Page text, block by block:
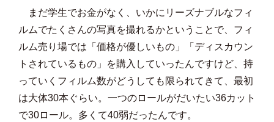
まだ学生でお金がなく、いかにリーズナブルなフィ
ルムでたくさんの写真を撮れるかということで、フィ
ルム売り場では「価格が優しいもの」「ディスカウン
トされているもの」を購入していったんですけど、持
っていくフィルム数がどうしても限られてきて、最初
は大体30本ぐらい。一つのロールがだいたい36カット
で30ロール。多くて40弱だったんです。